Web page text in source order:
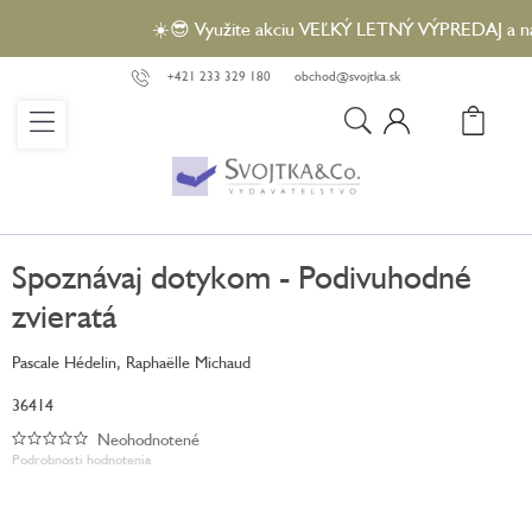
obsah
☀️😎 Využite akciu VEĽKÝ LETNÝ VÝPREDAJ a
+421 233 329 180 obchod@svojtka.sk
Spoznávaj dotykom - Podivuhodné
zvieratá
Pascale Hédelin, Raphaëlle Michaud
36414
Podrobnosti hodnotenia
Priemerné
hodnotenie
Neohodnotené